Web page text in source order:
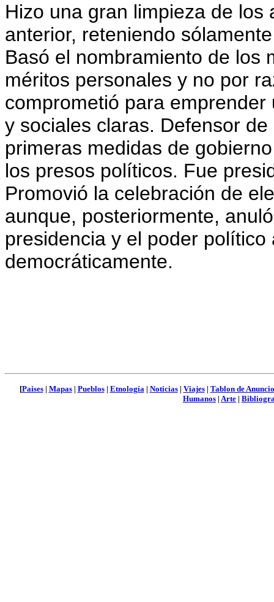
Hizo una gran limpieza de
anterior, reteniendo
Basó el nombramiento de los
méritos personales y no por
comprometió para
y sociales claras. Defensor
primeras medidas de
los presos políticos. Fue
Promovió la celebración de
aunque, posteriormente,
presidencia y el poder
democráticamente.
[Paises| Mapas| Pueblos| Etnología| Noticias| Viajes| Tablon de
Humanos | Arte |